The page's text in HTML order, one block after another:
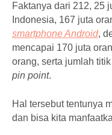
Faktanya dari 212, 25
Indonesia, 167 juta
smartphone Android,
mencapai 170 juta
orang, serta jumlah
pin point.
Hal tersebut tentunya
dan bisa kita